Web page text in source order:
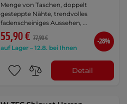
Menge von Taschen, doppelt
gesteppte Nähte, trendvolles
fadenscheiniges Aussehen, …
55,90 € 77,90 €
auf Lager – 12.8. bei Ihnen
-28%
Detail